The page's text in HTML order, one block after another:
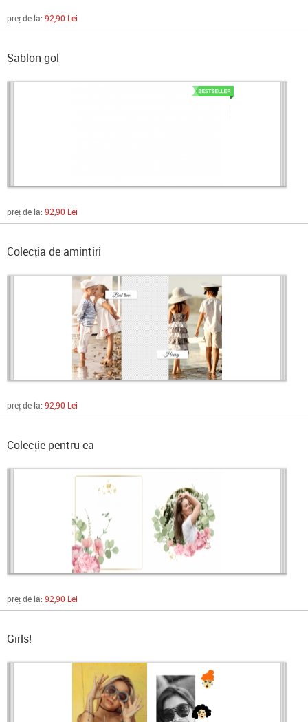
preț de la: 92,90 Lei
Șablon gol
preț de la: 92,90 Lei
Colecția de amintiri
preț de la: 92,90 Lei
Colecție pentru ea
preț de la: 92,90 Lei
Girls!